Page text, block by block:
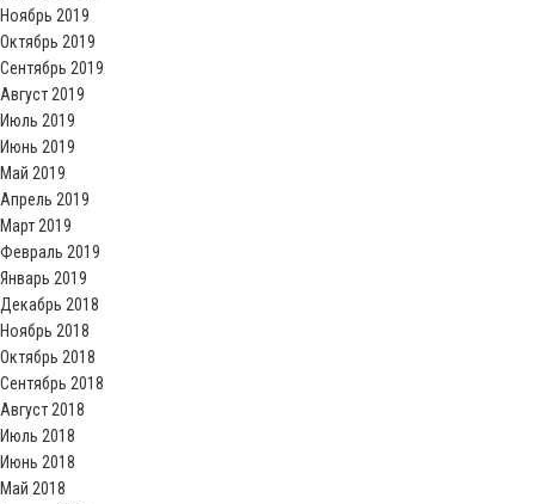
Ноябрь 2019
Октябрь 2019
Сентябрь 2019
Август 2019
Июль 2019
Июнь 2019
Май 2019
Апрель 2019
Март 2019
Февраль 2019
Январь 2019
Декабрь 2018
Ноябрь 2018
Октябрь 2018
Сентябрь 2018
Август 2018
Июль 2018
Июнь 2018
Май 2018